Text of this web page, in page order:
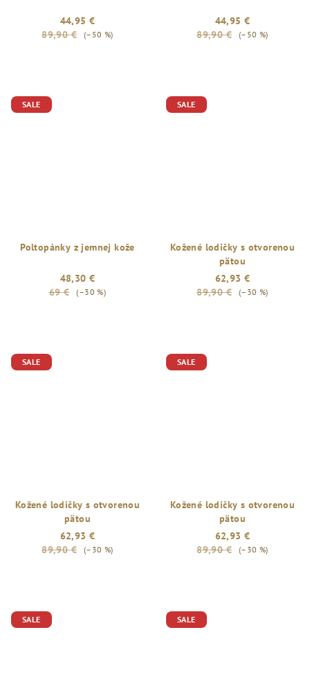
44,95 €
89,90 €
(–50 %)
44,95 €
89,90 €
(–50 %)
SALE
Poltopánky z jemnej kože
48,30 €
69 €
(–30 %)
SALE
Kožené lodičky s otvorenou
pätou
62,93 €
89,90 €
(–30 %)
SALE
Kožené lodičky s otvorenou
pätou
62,93 €
89,90 €
(–30 %)
SALE
Kožené lodičky s otvorenou
pätou
62,93 €
89,90 €
(–30 %)
SALE SALE